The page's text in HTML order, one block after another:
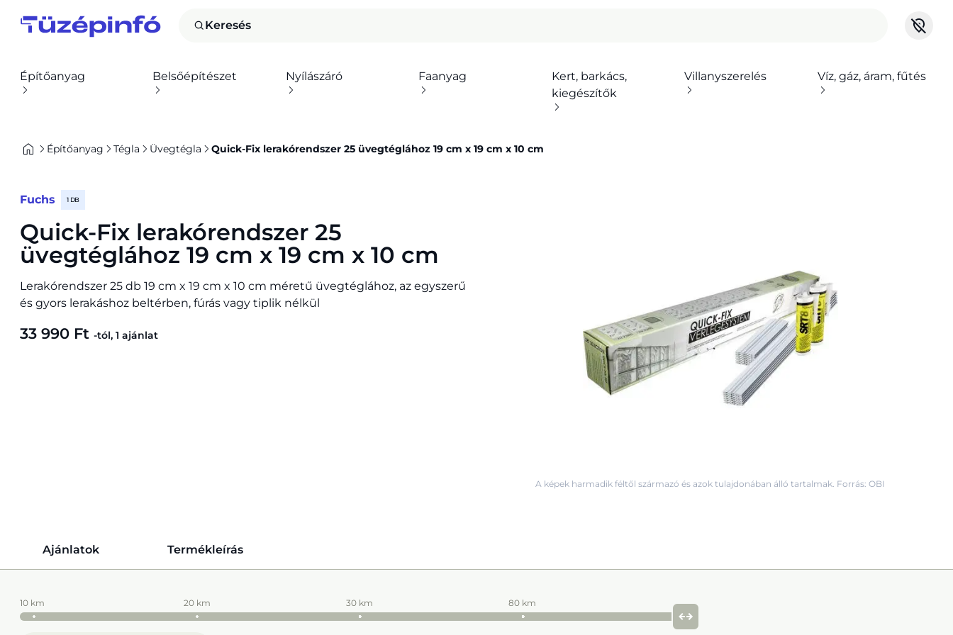
Keresés
Építőanyag Belsőépítészet Nyílászáró Faanyag
Kert, barkács,
kiegészítők
Villanyszerelés Víz, gáz, áram, fűtés
Építőanyag Tégla Üvegtégla Quick-Fix lerakórendszer 25 üvegtéglához 19 cm x 19 cm x 10 cm
Fuchs 1 DB
Quick-Fix lerakórendszer 25
üvegtéglához 19 cm x 19 cm x 10 cm
Lerakórendszer 25 db 19 cm x 19 cm x 10 cm méretű üvegtéglához, az egyszerű
és gyors lerakáshoz beltérben, fúrás vagy tiplik nélkül
33 990 Ft -tól, 1 ajánlat
A képek harmadik féltől származó és azok tulajdonában álló tartalmak. Forrás: OBI
Ajánlatok Termékleírás
10 km 20 km 30 km 80 km